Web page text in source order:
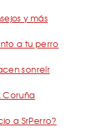
y más
a tu perro
sonreír
Coruña
a SrPerro?